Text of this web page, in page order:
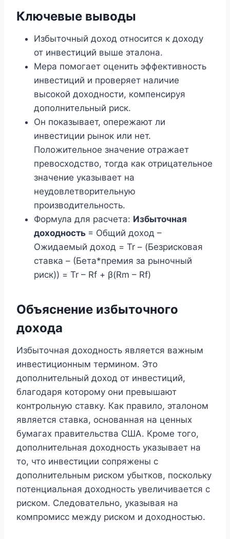
Ключевые выводы
Избыточный доход относится к доходу
от инвестиций выше эталона.
Мера помогает оценить эффективность
инвестиций и проверяет наличие
высокой доходности, компенсируя
дополнительный риск.
Он показывает, опережают ли
инвестиции рынок или нет.
Положительное значение отражает
превосходство, тогда как отрицательное
значение указывает на
неудовлетворительную
производительность.
Формула для расчета: Избыточная
доходность = Общий доход –
Ожидаемый доход = Tr – (Безрисковая
ставка – (Бета*премия за рыночный
риск)) = Tr – Rf + β(Rm – Rf)
Объяснение избыточного
дохода
Избыточная доходность является важным
инвестиционным термином. Это
дополнительный доход от инвестиций,
благодаря которому они превышают
контрольную ставку. Как правило, эталоном
является ставка, основанная на ценных
бумагах правительства США. Кроме того,
дополнительная доходность указывает на
то, что инвестиции сопряжены с
дополнительным риском убытков, поскольку
потенциальная доходность увеличивается с
риском. Следовательно, указывая на
компромисс между риском и доходностью.